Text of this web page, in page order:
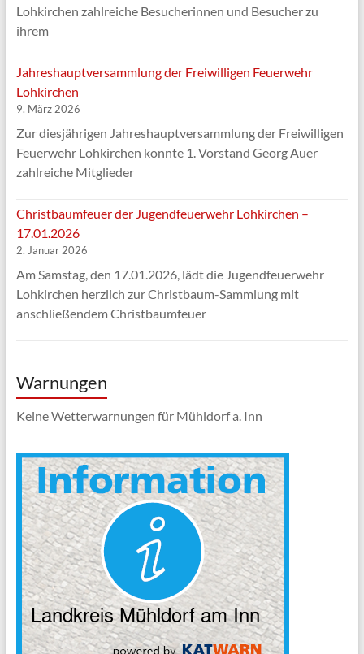
Lohkirchen zahlreiche Besucherinnen und Besucher zu
ihrem
Jahreshauptversammlung der Freiwilligen Feuerwehr
Lohkirchen
9. März 2026
Zur diesjährigen Jahreshauptversammlung der Freiwilligen
Feuerwehr Lohkirchen konnte 1. Vorstand Georg Auer
zahlreiche Mitglieder
Christbaumfeuer der Jugendfeuerwehr Lohkirchen –
17.01.2026
2. Januar 2026
Am Samstag, den 17.01.2026, lädt die Jugendfeuerwehr
Lohkirchen herzlich zur Christbaum-Sammlung mit
anschließendem Christbaumfeuer
Warnungen
Keine Wetterwarnungen für Mühldorf a. Inn